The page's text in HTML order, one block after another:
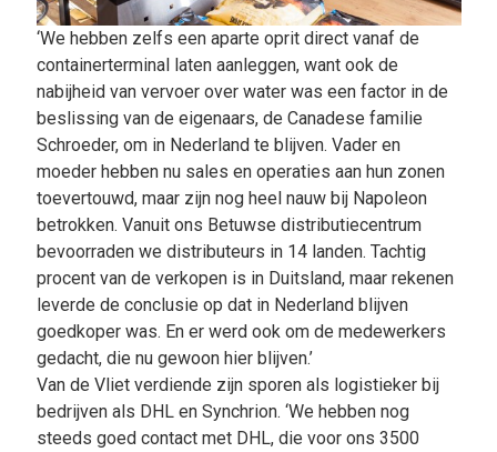
‘We hebben zelfs een aparte oprit direct vanaf de
containerterminal laten aanleggen, want ook de
nabijheid van vervoer over water was een factor in de
beslissing van de eigenaars, de Canadese familie
Schroeder, om in Nederland te blijven. Vader en
moeder hebben nu sales en operaties aan hun zonen
toevertouwd, maar zijn nog heel nauw bij Napoleon
betrokken. Vanuit ons Betuwse distributiecentrum
bevoorraden we distributeurs in 14 landen. Tachtig
procent van de verkopen is in Duitsland, maar rekenen
leverde de conclusie op dat in Nederland blijven
goedkoper was. En er werd ook om de medewerkers
gedacht, die nu gewoon hier blijven.’
Van de Vliet verdiende zijn sporen als logistieker bij
bedrijven als DHL en Synchrion. ‘We hebben nog
steeds goed contact met DHL, die voor ons 3500